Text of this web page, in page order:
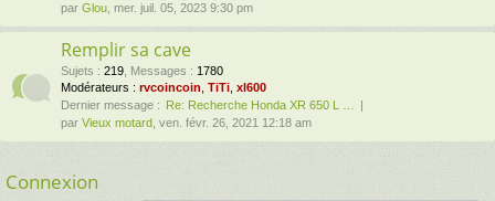
par Glou , mer. juil. 05, 2023 9:30 pm
Remplir sa cave
Sujets : 219 Messages : 1780
Modérateurs : rvcoincoin TiTi xl600
Dernier message :
Re: Recherche Honda XR 650 L …
par Vieux motard , ven. févr. 26, 2021 12:18 am
Connexion